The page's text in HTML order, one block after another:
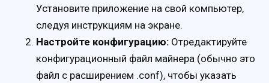
Установите приложение на свой компьютер,
следуя инструкциям на экране.
Настройте конфигурацию: Отредактируйте
конфигурационный файл майнера (обычно это
файл с расширением .conf), чтобы указать